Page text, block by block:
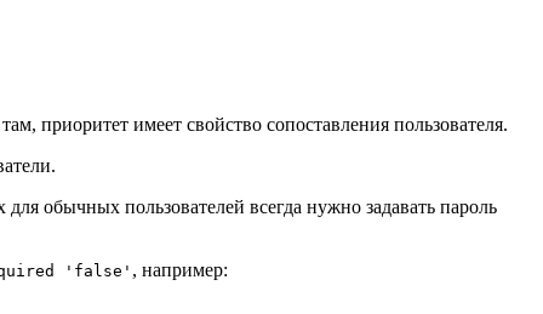
приоритет имеет свойство сопоставления пользователя.
обычных пользователей всегда нужно задавать пароль
'false' , например: